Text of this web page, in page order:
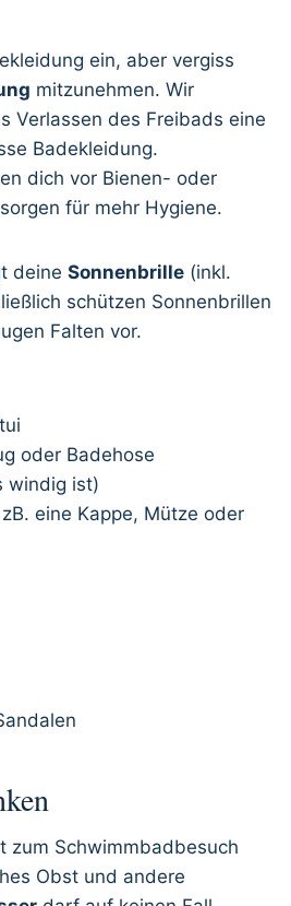
ein, aber vergiss
mitzunehmen. Wir
Verlassen des Freibads eine
Badekleidung.
dich vor Bienen- oder
für mehr Hygiene.
deine Sonnenbrille (inkl.
schützen Sonnenbrillen
Falten vor.
oder Badehose
windig ist)
eine Kappe, Mütze oder
zum Schwimmbadbesuch
Obst und andere